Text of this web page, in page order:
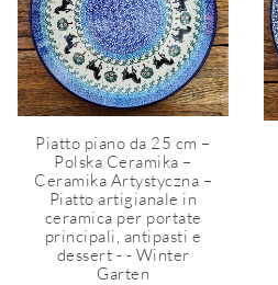
Piatto piano da 25 cm –
Polska Ceramika –
Ceramika Artystyczna –
Piatto artigianale in
ceramica per portate
principali, antipasti e
dessert - - Winter
Garten